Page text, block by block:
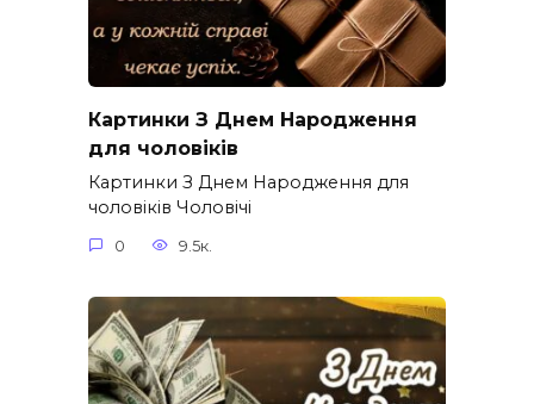
Картинки З Днем Народження
для чоловіків​
Картинки З Днем Народження для
чоловіків​ Чоловічі
0 9.5к.